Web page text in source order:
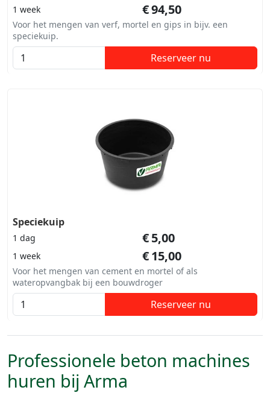
1 week €94,50
Voor het mengen van verf, mortel en gips in bijv. een
speciekuip.
Reserveer nu
Speciekuip
1 dag €5,00
1 week €15,00
Voor het mengen van cement en mortel of als
wateropvangbak bij een bouwdroger
Reserveer nu
Professionele beton machines
huren bij Arma